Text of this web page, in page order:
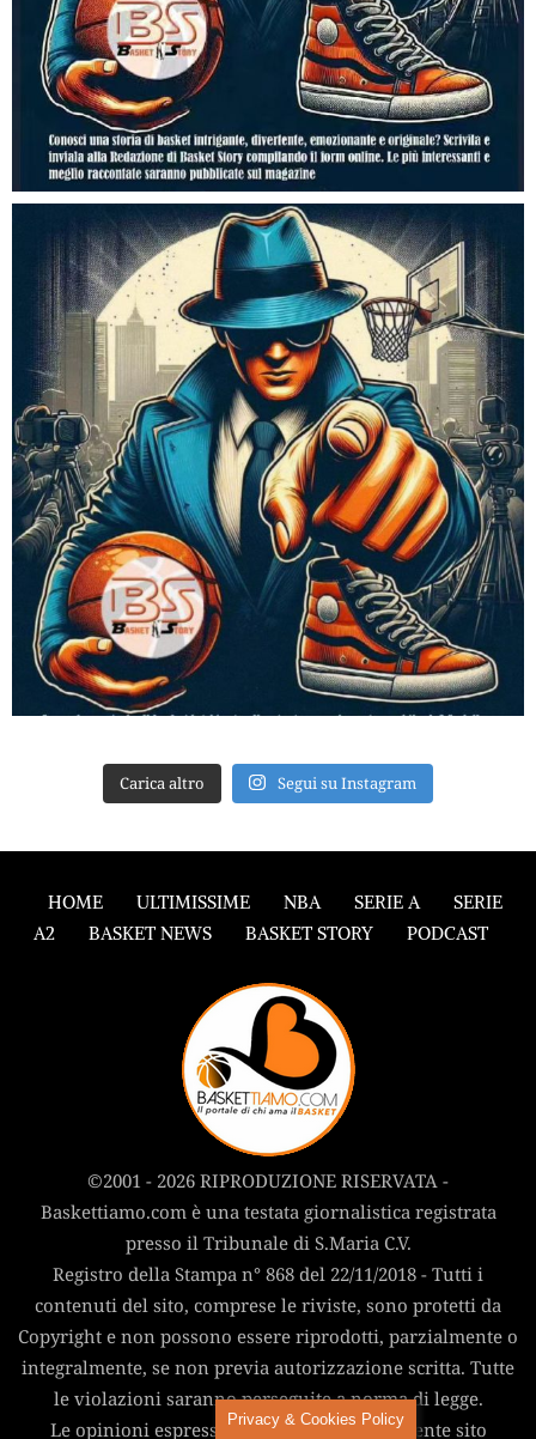
Carica altro Segui su Instagram
HOME ULTIMISSIME NBA SERIE A
SERIE
A2
BASKET NEWS BASKET STORY PODCAST
©2001 - 2026 RIPRODUZIONE RISERVATA -
Baskettiamo.com è una testata giornalistica registrata
presso il Tribunale di S.Maria C.V.
Registro della Stampa n° 868 del 22/11/2018 - Tutti i
contenuti del sito, comprese le riviste, sono protetti da
Copyright e non possono essere riprodotti, parzialmente o
integralmente, se non previa autorizzazione scritta. Tutte
le violazioni saranno perseguite a norma di legge.
Le opinioni espresse negli articoli del presente sito
Privacy & Cookies Policy